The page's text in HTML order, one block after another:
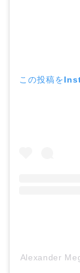
この投稿を
Alexander